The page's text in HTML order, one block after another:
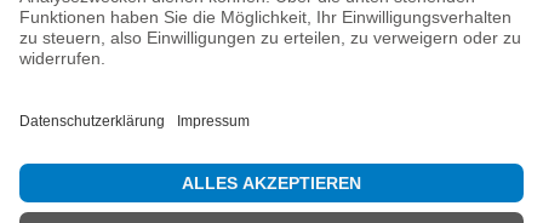
Telefon
info@mountain-sports-